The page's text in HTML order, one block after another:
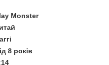
Monster
8 років